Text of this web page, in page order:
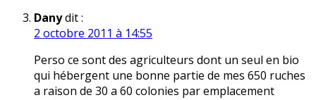
Danydit :
2 octobre 2011 à 14:55
Perso ce sont des agriculteurs dont un seul en bio
qui hébergent une bonne partie de mes 650 ruches
a raison de 30 a 60 colonies par emplacement